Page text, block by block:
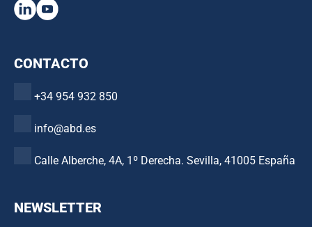
CONTACTO
+34 954 932 850
info@abd.es
Calle Alberche, 4A, 1º Derecha. Sevilla, 41005 España
NEWSLETTER